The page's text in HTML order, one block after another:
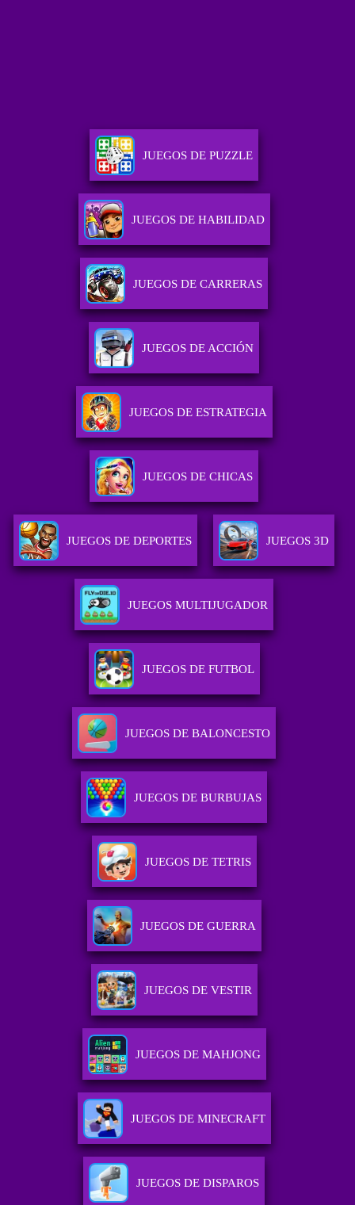
JUEGOS DE PUZZLE
JUEGOS DE HABILIDAD
JUEGOS DE CARRERAS
JUEGOS DE ACCIÓN
JUEGOS DE ESTRATEGIA
JUEGOS DE CHICAS
JUEGOS DE DEPORTES JUEGOS 3D
JUEGOS MULTIJUGADOR
JUEGOS DE FUTBOL
JUEGOS DE BALONCESTO
JUEGOS DE BURBUJAS
JUEGOS DE TETRIS
JUEGOS DE GUERRA
JUEGOS DE VESTIR
JUEGOS DE MAHJONG
JUEGOS DE MINECRAFT
JUEGOS DE DISPAROS